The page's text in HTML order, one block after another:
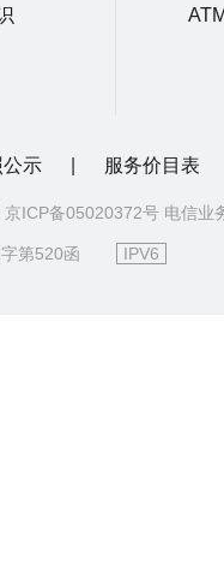
示 服务价目表
ICP备05020372号 电信业
第520函 IPV6